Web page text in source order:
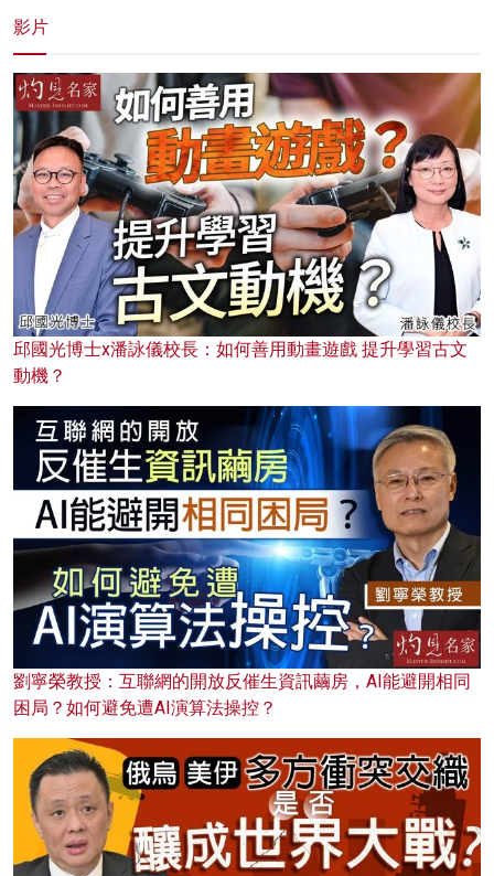
影片
邱國光博士x潘詠儀校長：如何善用動畫遊戲 提升學習古文
動機？
劉寧榮教授：互聯網的開放反催生資訊繭房，AI能避開相同
困局？如何避免遭AI演算法操控？